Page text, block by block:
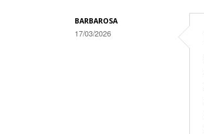
odpowiedzi
na
BARBAROSA
17/03/2026